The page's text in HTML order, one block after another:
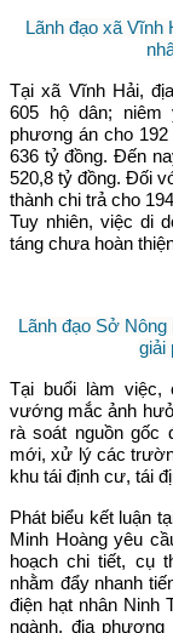
Lãnh đạo xã Vĩnh
Tại xã Vĩnh Hải,
605 hộ dân; niêm
phương án cho
636 tỷ đồng. Đến
520,8 tỷ đồng. Đối
thành chi trả cho
Tuy nhiên, việc di
táng chưa hoàn
Lãnh đạo Sở
giải
Tại buổi làm việc,
vướng mắc ảnh
rà soát nguồn gốc
mới, xử lý các
khu tái định cư, tái
Phát biểu kết luận
Minh Hoàng yêu
hoạch chi tiết, cụ
nhằm đẩy nhanh
điện hạt nhân Ninh
ngành, địa